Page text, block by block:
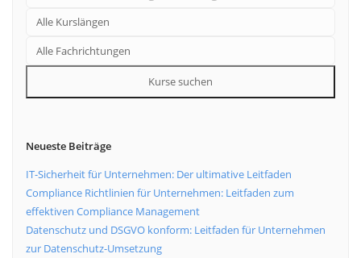
Kurse suchen
Neueste Beiträge
IT-Sicherheit für Unternehmen: Der ultimative Leitfaden
Compliance Richtlinien für Unternehmen: Leitfaden zum
effektiven Compliance Management
Datenschutz und DSGVO konform: Leitfaden für Unternehmen
zur Datenschutz-Umsetzung